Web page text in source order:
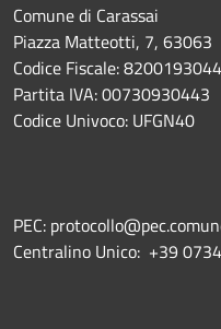
Comune di Carassai
Piazza Matteotti, 7, 63063
Codice Fiscale:
Partita IVA: 00730930443
Codice Univoco: UFGN40
PEC:
Centralino Unico: +39